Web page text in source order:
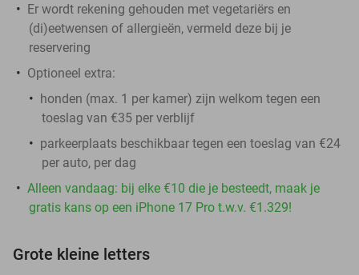
Er wordt rekening gehouden met vegetariërs en
(di)eetwensen of allergieën, vermeld deze bij je
reservering
Optioneel extra:
honden (max. 1 per kamer) zijn welkom tegen een
toeslag van €35 per verblijf
parkeerplaats beschikbaar tegen een toeslag van €24
per auto, per dag
Alleen vandaag: bij elke €10 die je besteedt, maak je
gratis kans op een iPhone 17 Pro t.w.v. €1.329!
Grote kleine letters